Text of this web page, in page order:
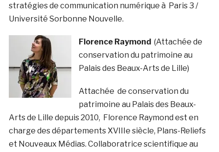
stratégies de communication numérique à Paris 3 /
Université Sorbonne Nouvelle.
Florence Raymond (Attachée de
conservation du patrimoine au
Palais des Beaux-Arts de Lille)
Attachée de conservation du
patrimoine au Palais des Beaux-
Arts de Lille depuis 2010, Florence Raymond est en
charge des départements XVIIIe siècle, Plans-Reliefs
et Nouveaux Médias. Collaboratrice scientifique au